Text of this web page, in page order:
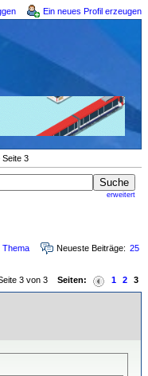
Ein neues Profil erzeugen
Seite 3
erweitert
Thema Neueste Beiträge: 25
3 von 3 Seiten: 1 2 3